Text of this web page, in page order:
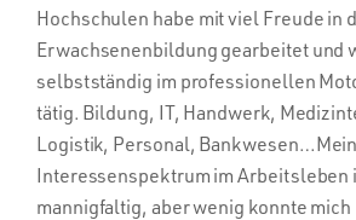
Hochschulen habe mit viel Freude in
Erwachsenenbildung gearbeitet und
selbstständig im professionellen
tätig. Bildung, IT, Handwerk,
Logistik, Personal, Bankwesen…Mein
Interessenspektrum im Arbeitsleben
mannigfaltig, aber wenig konnte mich